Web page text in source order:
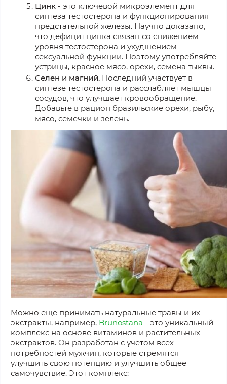
Цинк - это ключевой микроэлемент для
синтеза тестостерона и функционирования
предстательной железы. Научно доказано,
что дефицит цинка связан со снижением
уровня тестостерона и ухудшением
сексуальной функции. Поэтому употребляйте
устрицы, красное мясо, орехи, семена тыквы.
Селен и магний. Последний участвует в
синтезе тестостерона и расслабляет мышцы
сосудов, что улучшает кровообращение.
Добавьте в рацион бразильские орехи, рыбу,
мясо, семечки и зелень.
Можно еще принимать натуральные травы и их
экстракты, например, Brunostana - это уникальный
комплекс на основе витаминов и растительных
экстрактов. Он разработан с учетом всех
потребностей мужчин, которые стремятся
улучшить свою потенцию и улучшить общее
самочувствие. Этот комплекс: